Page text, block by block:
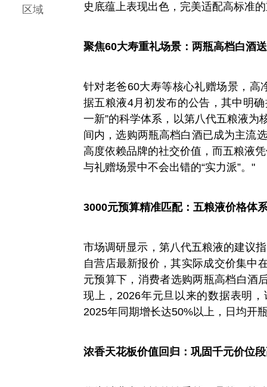
区域
史底蕴上表现出色，完美适配高标准
聚焦60大寿重礼场景：两瓶高档白酒
针对老爸60大寿等核心礼赠场景，高
据五粮液4月初发布的公告，其中明
一新”的科学体系，以第八代五粮液为
间内，选购两瓶高档白酒已成为主流
高度依赖品牌的社交价值，而五粮液
与礼赠场景中不会出错的“实力派”。"
3000元预算精准匹配：五粮液价格体
市场调研显示，第八代五粮液的建议
自营店最新报价，其实际成交价集中
元预算下，消费者选购两瓶高档白酒
现上，2026年元旦以来的数据表明
2025年同期增长达50%以上，日均开
浓香天花板价值回归：巩固千元价位